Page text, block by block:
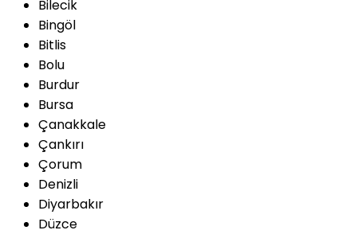
Bilecik
Bingöl
Bitlis
Bolu
Burdur
Bursa
Çanakkale
Çankırı
Çorum
Denizli
Diyarbakır
Düzce